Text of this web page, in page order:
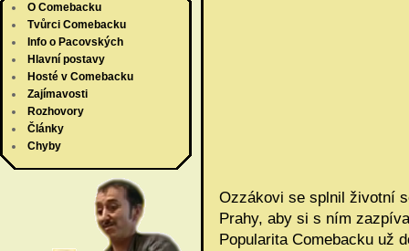
O Comebacku
Tvůrci Comebacku
Info o Pacovských
Hlavní postavy
Hosté v Comebacku
Zajímavosti
Rozhovory
Články
Chyby
Ozzákovi se splnil životní
Prahy, aby si s ním
Popularita Comebacku už